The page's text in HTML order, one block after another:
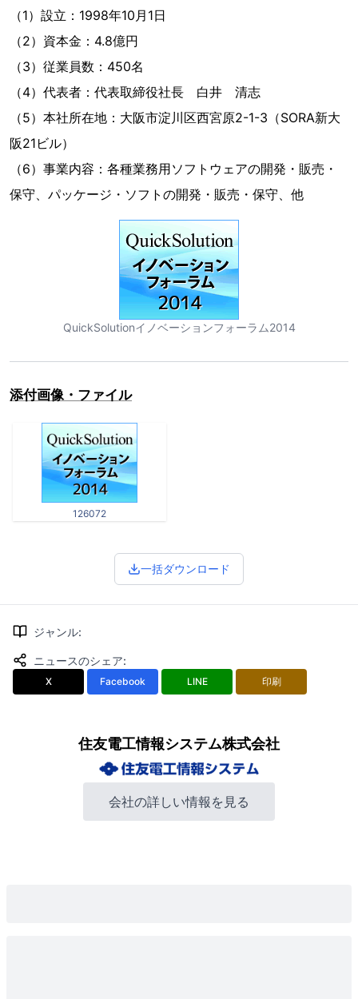
（1）設立：1998年10月1日
（2）資本金：4.8億円
（3）従業員数：450名
（4）代表者：代表取締役社長 白井 清志
（5）本社所在地：大阪市淀川区西宮原2-1-3（SORA新大
阪21ビル）
（6）事業内容：各種業務用ソフトウェアの開発・販売・
保守、パッケージ・ソフトの開発・販売・保守、他
QuickSolutionイノベーションフォーラム2014
添付画像・ファイル
126072
一括ダウンロード
ジャンル:
ニュースのシェア:
X Facebook LINE 印刷
住友電工情報システム株式会社
会社の詳しい情報を見る